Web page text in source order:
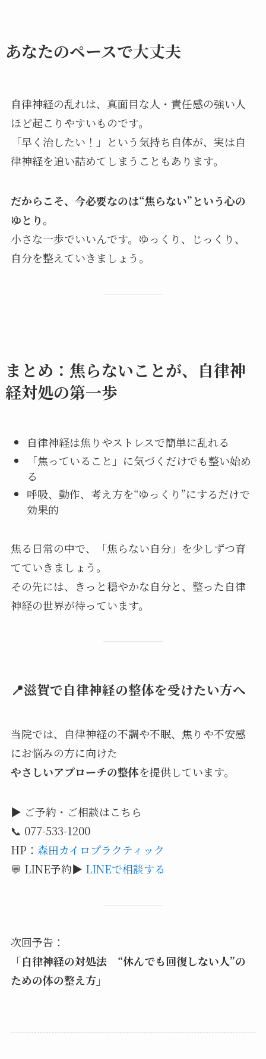
あなたのペースで大丈夫
自律神経の乱れは、真面目な人・責任感の強い人
ほど起こりやすいものです。
「早く治したい！」という気持ち自体が、実は自
律神経を追い詰めてしまうこともあります。
だからこそ、今必要なのは“焦らない”という心の
ゆとり。
小さな一歩でいいんです。ゆっくり、じっくり、
自分を整えていきましょう。
まとめ：焦らないことが、自律神
経対処の第一歩
自律神経は焦りやストレスで簡単に乱れる
「焦っていること」に気づくだけでも整い始め
る
呼吸、動作、考え方を“ゆっくり”にするだけで
効果的
焦る日常の中で、「焦らない自分」を少しずつ育
てていきましょう。
その先には、きっと穏やかな自分と、整った自律
神経の世界が待っています。
📍滋賀で自律神経の整体を受けたい方へ
当院では、自律神経の不調や不眠、焦りや不安感
にお悩みの方に向けた
やさしいアプローチの整体を提供しています。
▶ ご予約・ご相談はこちら
📞 077-533-1200
HP： 森田カイロプラクティック
💬 LINE予約▶ LINEで相談する
次回予告：
「自律神経の対処法 “休んでも回復しない人”の
ための体の整え方」